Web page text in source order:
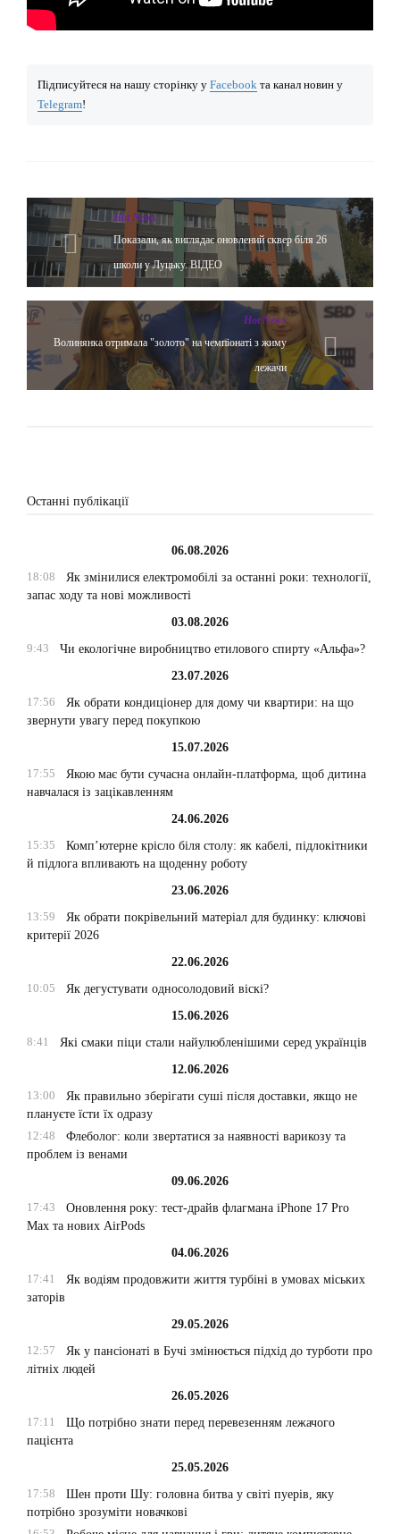
Підписуйтеся на нашу сторінку у Facebook та канал новин у
Telegram!
Hot News
Показали, як виглядає оновлений сквер біля 26
школи у Луцьку. ВІДЕО
Hot News
Волинянка отримала "золото" на чемпіонаті з жиму
лежачи
Останні публікації
06.08.2026
18:08
Як змінилися електромобілі за останні роки: технології,
запас ходу та нові можливості
03.08.2026
9:43
Чи екологічне виробництво етилового спирту «Альфа»?
23.07.2026
17:56
Як обрати кондиціонер для дому чи квартири: на що
звернути увагу перед покупкою
15.07.2026
17:55
Якою має бути сучасна онлайн-платформа, щоб дитина
навчалася із зацікавленням
24.06.2026
15:35
Комп’ютерне крісло біля столу: як кабелі, підлокітники
й підлога впливають на щоденну роботу
23.06.2026
13:59
Як обрати покрівельний матеріал для будинку: ключові
критерії 2026
22.06.2026
10:05
Як дегустувати односолодовий віскі?
15.06.2026
8:41
Які смаки піци стали найулюбленішими серед українців
12.06.2026
13:00
Як правильно зберігати суші після доставки, якщо не
плануєте їсти їх одразу
12:48
Флеболог: коли звертатися за наявності варикозу та
проблем із венами
09.06.2026
17:43
Оновлення року: тест-драйв флагмана iPhone 17 Pro
Max та нових AirPods
04.06.2026
17:41
Як водіям продовжити життя турбіні в умовах міських
заторів
29.05.2026
12:57
Як у пансіонаті в Бучі змінюється підхід до турботи про
літніх людей
26.05.2026
17:11
Що потрібно знати перед перевезенням лежачого
пацієнта
25.05.2026
17:58
Шен проти Шу: головна битва у світі пуерів, яку
потрібно зрозуміти новачкові